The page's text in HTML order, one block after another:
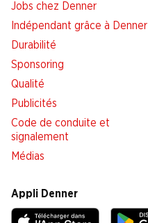
Jobs chez Denner
Indépendant grâce à Denner
Durabilité
Sponsoring
Qualité
Publicités
Code de conduite et
signalement
Médias
Appli Denner